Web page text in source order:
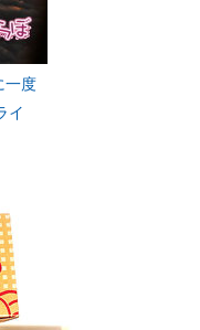
一度
イ